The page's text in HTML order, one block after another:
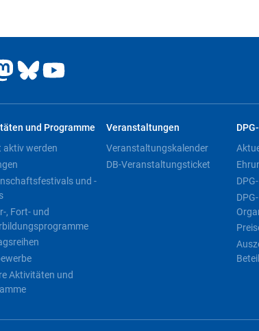
und Programme
aktiv werden
und -
, Fort- und
Aktivitäten und
Veranstaltungen
Veranstaltungskalender
DB-Veranstaltungsticket